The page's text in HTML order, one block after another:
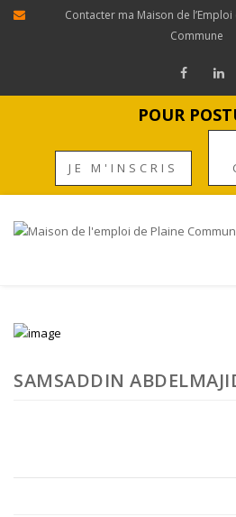
Contacter ma Maison de l’Emploi
Commune
POUR
JE M'INSCRIS
SAMSADDIN